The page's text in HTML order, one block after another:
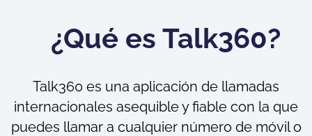
¿Qué es Talk360?
Talk360 es una aplicación de llamadas
internacionales asequible y fiable con la que
puedes llamar a cualquier número de móvil o